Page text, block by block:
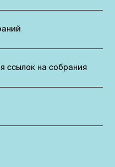
ссылок на собрания